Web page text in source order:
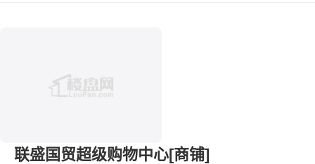
联盛国贸超级购物中心[商铺]